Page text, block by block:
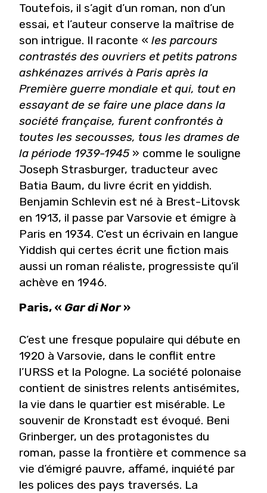
Toutefois, il s’agit d’un roman, non d’un
essai, et l’auteur conserve la maîtrise de
son intrigue. Il raconte « les parcours
contrastés des ouvriers et petits patrons
ashkénazes arrivés à Paris après la
Première guerre mondiale et qui, tout en
essayant de se faire une place dans la
société française, furent confrontés à
toutes les secousses, tous les drames de
la période 1939-1945» comme le souligne
Joseph Strasburger, traducteur avec
Batia Baum, du livre écrit en yiddish.
Benjamin Schlevin est né à Brest-Litovsk
en 1913, il passe par Varsovie et émigre à
Paris en 1934. C’est un écrivain en langue
Yiddish qui certes écrit une fiction mais
aussi un roman réaliste, progressiste qu’il
achève en 1946.
Paris, « Gar di Nor»
C’est une fresque populaire qui débute en
1920 à Varsovie, dans le conflit entre
l’URSS et la Pologne. La société polonaise
contient de sinistres relents antisémites,
la vie dans le quartier est misérable. Le
souvenir de Kronstadt est évoqué. Beni
Grinberger, un des protagonistes du
roman, passe la frontière et commence sa
vie d’émigré pauvre, affamé, inquiété par
les polices des pays traversés. La